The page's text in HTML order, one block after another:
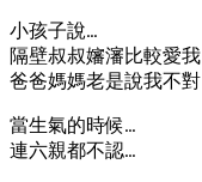
小孩子說…
隔壁叔叔嬸瀋比較愛我
爸爸媽媽老是說我不對
當生氣的時候…
連六親都不認…